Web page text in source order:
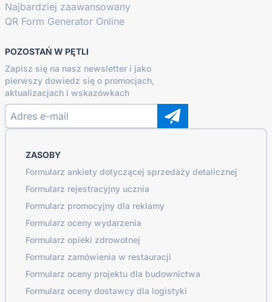
Najbardziej zaawansowany
QR Form Generator Online
POZOSTAŃ W PĘTLI
Zapisz się na nasz newsletter i jako
pierwszy dowiedz się o promocjach,
aktualizacjach i wskazówkach
ZASOBY
Formularz ankiety dotyczącej sprzedaży detalicznej
Formularz rejestracyjny ucznia
Formularz promocyjny dla reklamy
Formularz oceny wydarzenia
Formularz opieki zdrowotnej
Formularz zamówienia w restauracji
Formularz oceny projektu dla budownictwa
Formularz oceny dostawcy dla logistyki